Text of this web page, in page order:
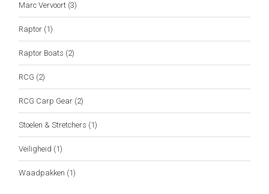
Marc Vervoort (3)
Raptor (1)
Raptor Boats (2)
RCG (2)
RCG Carp Gear (2)
Stoelen & Stretchers (1)
Veiligheid (1)
Waadpakken (1)